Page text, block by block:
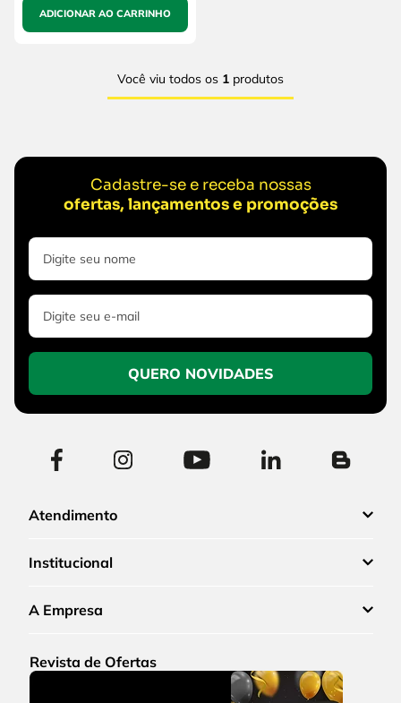
ADICIONAR AO CARRINHO
Você viu todos os 1 produtos
Cadastre-se e receba nossas
ofertas, lançamentos e promoções
QUERO NOVIDADES
Atendimento
Institucional
A Empresa
Revista de Ofertas